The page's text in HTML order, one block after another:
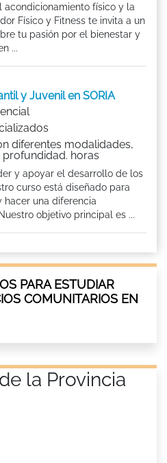
acondicionamiento físico y la
Físico y Fitness te invita a un
tu pasión por el bienestar y
...
y Juvenil en SORIA
diferentes modalidades,
horas
y apoyar el desarrollo de los
curso está diseñado para
una diferencia
objetivo principal es ...
PARA ESTUDIAR
COMUNITARIOS EN
la Provincia